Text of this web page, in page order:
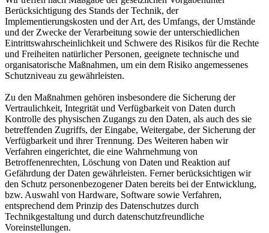
Berücksichtigung des Stands der Technik, der
Implementierungskosten und der Art, des Umfangs, der Umstände
und der Zwecke der Verarbeitung sowie der unterschiedlichen
Eintrittswahrscheinlichkeit und Schwere des Risikos für die Rechte
und Freiheiten natürlicher Personen, geeignete technische und
organisatorische Maßnahmen, um ein dem Risiko angemessenes
Schutzniveau zu gewährleisten.
Zu den Maßnahmen gehören insbesondere die Sicherung der
Vertraulichkeit, Integrität und Verfügbarkeit von Daten durch
Kontrolle des physischen Zugangs zu den Daten, als auch des sie
betreffenden Zugriffs, der Eingabe, Weitergabe, der Sicherung der
Verfügbarkeit und ihrer Trennung. Des Weiteren haben wir
Verfahren eingerichtet, die eine Wahrnehmung von
Betroffenenrechten, Löschung von Daten und Reaktion auf
Gefährdung der Daten gewährleisten. Ferner berücksichtigen wir
den Schutz personenbezogener Daten bereits bei der Entwicklung,
bzw. Auswahl von Hardware, Software sowie Verfahren,
entsprechend dem Prinzip des Datenschutzes durch
Technikgestaltung und durch datenschutzfreundliche
Voreinstellungen.